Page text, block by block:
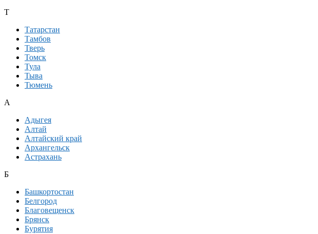
Т
Татарстан
Тамбов
Тверь
Томск
Тула
Тыва
Тюмень
А
Адыгея
Алтай
Алтайский край
Архангельск
Астрахань
Б
Башкортостан
Белгород
Благовещенск
Брянск
Бурятия